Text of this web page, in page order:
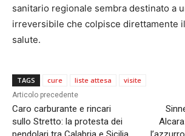
sanitario regionale sembra destinato a
irreversibile che colpisce direttamente
salute.
TAGS cure liste attesa visite
Articolo precedente
Caro carburante e rincari
sullo Stretto: la protesta dei